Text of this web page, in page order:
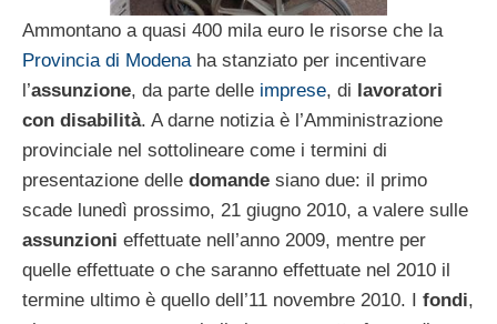
Ammontano a quasi 400 mila euro le risorse che la
Provincia di Modena ha stanziato per incentivare
l’assunzione, da parte delle imprese, di lavoratori
con disabilità. A darne notizia è l’Amministrazione
provinciale nel sottolineare come i termini di
presentazione delle domande siano due: il primo
scade lunedì prossimo, 21 giugno 2010, a valere sulle
assunzioni effettuate nell’anno 2009, mentre per
quelle effettuate o che saranno effettuate nel 2010 il
termine ultimo è quello dell’11 novembre 2010. I fondi,